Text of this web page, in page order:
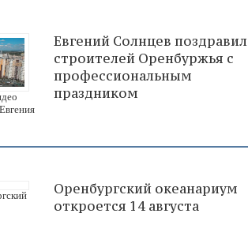
Евгений Солнцев поздравил
строителей Оренбуржья с
профессиональным
праздником
Оренбургский океанариум
откроется 14 августа